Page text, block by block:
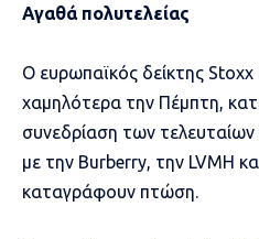
Αγαθά πολυτελείας
Ο ευρωπαϊκός δείκτης Stoxx
χαμηλότερα την Πέμπτη,
συνεδρίαση των
με την Burberry, την LVMH
καταγράφουν πτώση.